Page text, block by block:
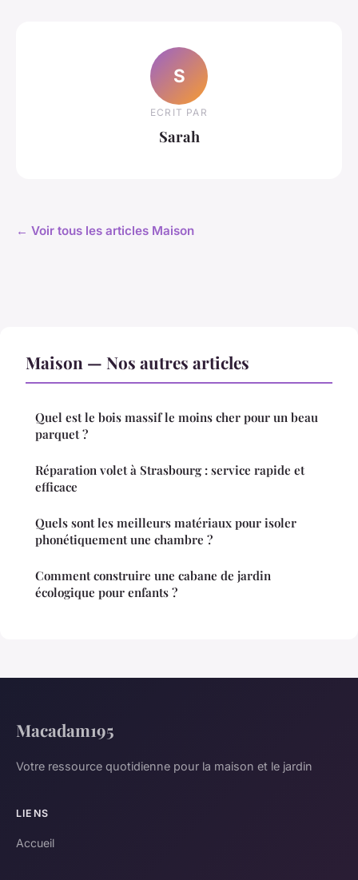
S
ECRIT PAR
Sarah
← Voir tous les articles Maison
Maison — Nos autres articles
Quel est le bois massif le moins cher pour un beau
parquet ?
Réparation volet à Strasbourg : service rapide et
efficace
Quels sont les meilleurs matériaux pour isoler
phonétiquement une chambre ?
Comment construire une cabane de jardin
écologique pour enfants ?
Macadam195
Votre ressource quotidienne pour la maison et le jardin
LIENS
Accueil